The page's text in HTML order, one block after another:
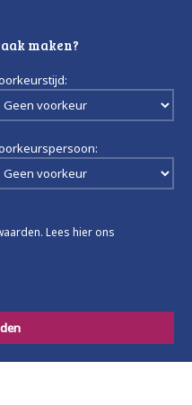
maken?
Lees hier ons